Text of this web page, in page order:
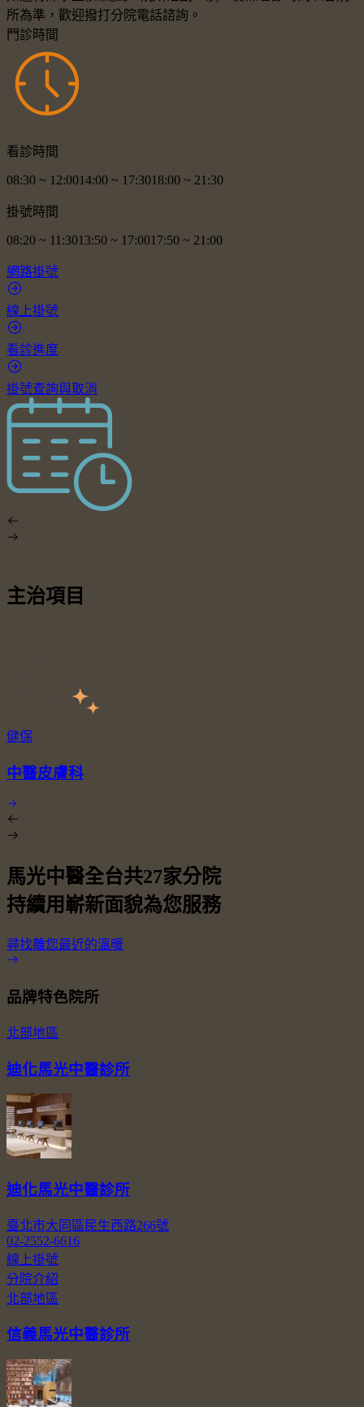
所為準，歡迎撥打分院電話諮詢。
門診時間
看診時間
08:30 ~ 12:0014:00 ~ 17:3018:00 ~ 21:30
掛號時間
08:20 ~ 11:3013:50 ~ 17:0017:50 ~ 21:00
網路掛號
線上掛號
看診進度
掛號查詢與取消
主治項目
健保
中醫皮膚科
馬光中醫全台共27家分院
持續用嶄新面貌為您服務
尋找離您最近的溫暖
品牌特色院所
北部地區
迪化馬光中醫診所
迪化馬光中醫診所
臺北市大同區民生西路266號
02-2552-6616
線上掛號
分院介紹
北部地區
信義馬光中醫診所